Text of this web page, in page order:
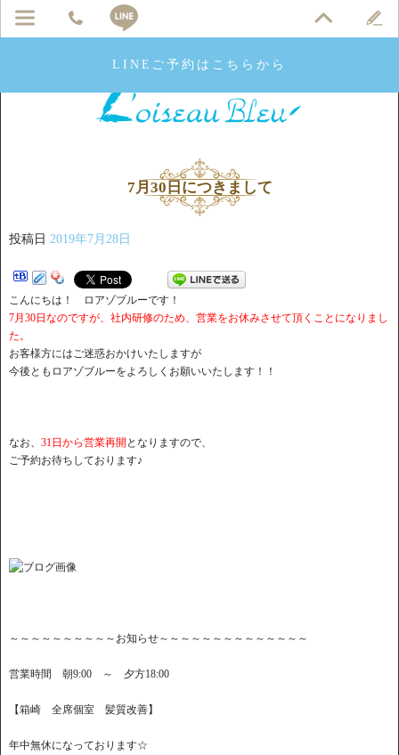
LINEご予約はこちらから
7月30日につきまして
投稿日 2019年7月28日
こんにちは！ ロアゾブルーです！
7月30日なのですが、社内研修のため、営業をお休みさせて頂くことになりまし
た。
お客様方にはご迷惑おかけいたしますが
今後ともロアゾブルーをよろしくお願いいたします！！
なお、 31日から営業再開 となりますので、
ご予約お待ちしております♪
～～～～～～～～～～お知らせ～～～～～～～～～～～～～～
営業時間 朝9:00 ～ 夕方18:00
【箱崎 全席個室 髪質改善】
年中無休になっております☆